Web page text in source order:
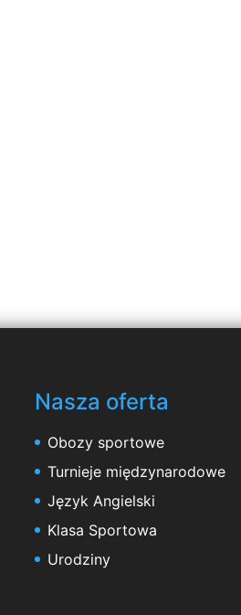
Nasza oferta
Obozy sportowe
Turnieje międzynarodowe
Język Angielski
Klasa Sportowa
Urodziny